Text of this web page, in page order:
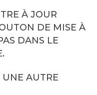
À JOUR
DE MISE À
DANS LE
AUTRE